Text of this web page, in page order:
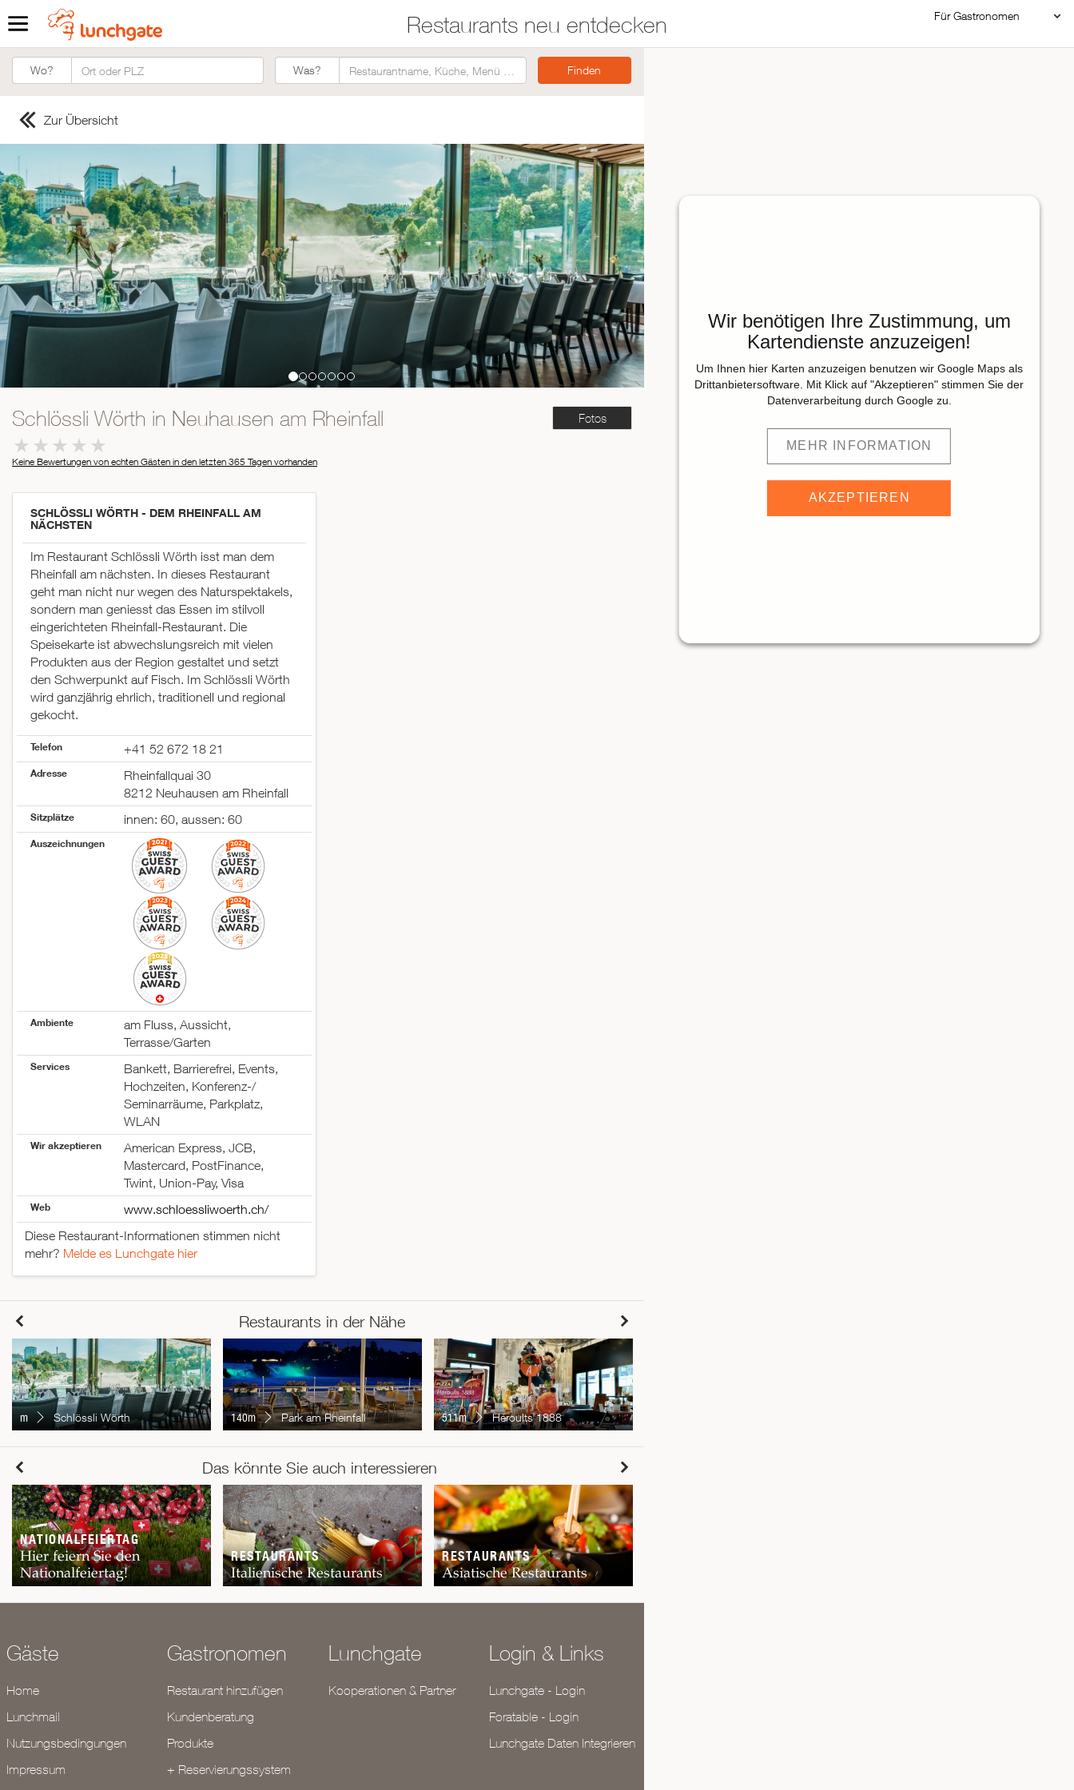
Restaurants neu entdecken
Für Gastronomen
ZUR STARTSEITE ZUR RESTAURANTSUCHE
Asiatisch
Italienisch
Französisch
Traditionell
Vegetarisch
Mexikanisch
Spanisch
Wo? Was?Was?
Zur Übersicht
Fotos
Schlössli Wörth in Neuhausen am Rheinfall
Keine Bewertungen von echten Gästen in den letzten 365 Tagen vorhanden
SCHLÖSSLI WÖRTH - DEM RHEINFALL AM
NÄCHSTEN
Im Restaurant Schlössli Wörth isst man dem
Rheinfall am nächsten. In dieses Restaurant
geht man nicht nur wegen des Naturspektakels,
sondern man geniesst das Essen im stilvoll
eingerichteten Rheinfall-Restaurant. Die
Speisekarte ist abwechslungsreich mit vielen
Produkten aus der Region gestaltet und setzt
den Schwerpunkt auf Fisch. Im Schlössli Wörth
wird ganzjährig ehrlich, traditionell und regional
gekocht.
Telefon +41 52 672 18 21
Adresse
Rheinfallquai 30
8212 Neuhausen am Rheinfall
Sitzplätze innen: 60, aussen: 60
Auszeichnungen
Ambiente
am Fluss, Aussicht,
Terrasse/Garten
Services
Bankett, Barrierefrei, Events,
Hochzeiten, Konferenz-/
Seminarräume, Parkplatz,
WLAN
Wir akzeptieren
American Express, JCB,
Mastercard, PostFinance,
Twint, Union-Pay, Visa
Web
www.schloessliwoerth.ch/
Diese Restaurant-Informationen stimmen nicht
mehr? Melde es Lunchgate hier
Restaurants in der Nähe
m Schlössli Wörth 140m Park am Rheinfall 511m Héroults 1888
Das könnte Sie auch interessieren
NATIONALFEIERTAG
Hier feiern Sie den
Nationalfeiertag!
RESTAURANTS
Italienische Restaurants
RESTAURANTS
Asiatische Restaurants
Gäste
Home
Lunchmail
Nutzungsbedingungen
Impressum
Gastronomen
Restaurant hinzufügen
Kundenberatung
Produkte
+ Reservierungssystem
Lunchgate
Kooperationen & Partner
Login & Links
Lunchgate - Login
Foratable - Login
Lunchgate Daten Integrieren
Wir benötigen Ihre Zustimmung, um
Kartendienste anzuzeigen!
Um Ihnen hier Karten anzuzeigen benutzen wir Google Maps als
Drittanbietersoftware. Mit Klick auf "Akzeptieren" stimmen Sie der
Datenverarbeitung durch Google zu.
MEHR INFORMATION
AKZEPTIEREN